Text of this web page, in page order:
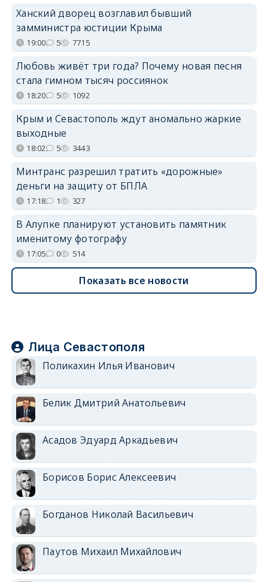
Ханский дворец возглавил бывший
замминистра юстиции Крыма
19:00 5 7715
Любовь живёт три года? Почему новая песня
стала гимном тысяч россиянок
18:20 5 1092
Крым и Севастополь ждут аномально жаркие
выходные
18:02 5 3443
Минтранс разрешил тратить «дорожные»
деньги на защиту от БПЛА
17:18 1 327
В Алупке планируют установить памятник
именитому фотографу
17:05 0 514
Показать все новости
Лица Севастополя
Поликахин Илья Иванович
Белик Дмитрий Анатольевич
Асадов Эдуард Аркадьевич
Борисов Борис Алексеевич
Богданов Николай Васильевич
Паутов Михаил Михайлович